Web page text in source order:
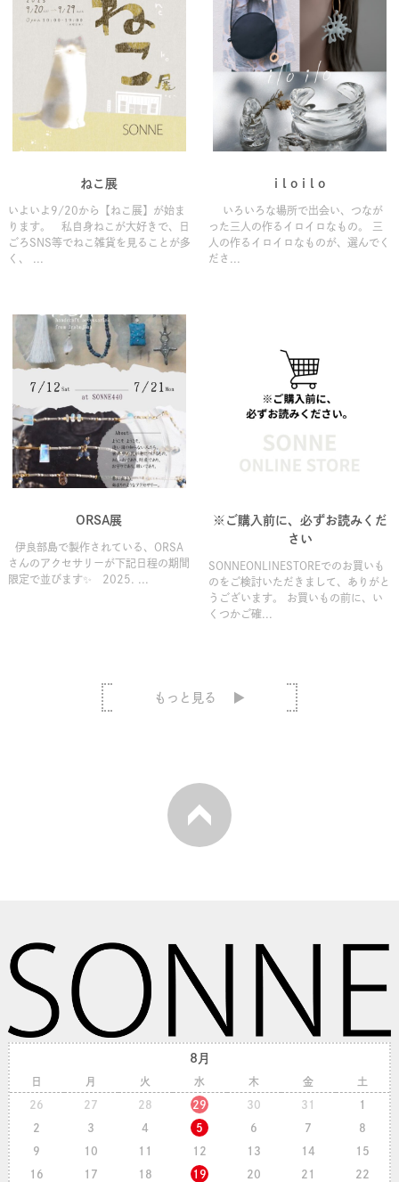
ねこ展
いよいよ9/20から【ねこ展】が始ま
ります。 私自身ねこが大好きで、日
ごろSNS等でねこ雑貨を見ることが多
く、 ...
i l o i l o
いろいろな場所で出会い、つなが
った三人の作るイロイロなもの。 三
人の作るイロイロなものが、選んでく
ださ...
ORSA展
伊良部島で製作されている、ORSA
さんのアクセサリーが下記日程の期間
限定で並びます✨ 2025. ...
※ご購入前に、必ずお読みくだ
さい
SONNEONLINESTOREでのお買いも
のをご検討いただきまして、ありがと
うございます。 お買いもの前に、い
くつかご確...
もっと見る
8月
日 月 火 水 木 金 土
26 27 28 29 30 31 1
2 3 4 5 6 7 8
9 10 11 12 13 14 15
16 17 18 19 20 21 22